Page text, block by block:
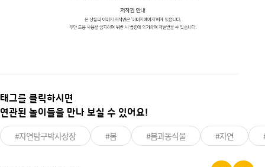
태그를 클릭하시면
연관된 놀이들을 만나 보실 수 있어요!
#자연탐구박사상장 #봄 #봄과동식물 #자연